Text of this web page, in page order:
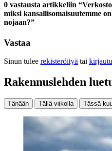
0 vastausta artikkeliin
miksi kansallisomaisuutemme
nojaan?”
Vastaa
Sinun tulee rekisteröityä tai
Rakennuslehden
Tänään Tällä viikolla Tässä